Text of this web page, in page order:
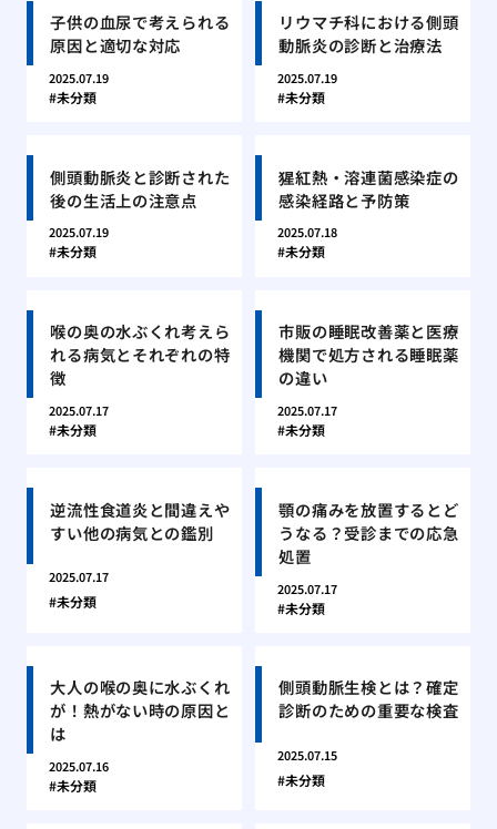
子供の血尿で考えられる
原因と適切な対応
2025.07.19
未分類
リウマチ科における側頭
動脈炎の診断と治療法
2025.07.19
未分類
側頭動脈炎と診断された
後の生活上の注意点
2025.07.19
未分類
猩紅熱・溶連菌感染症の
感染経路と予防策
2025.07.18
未分類
喉の奥の水ぶくれ考えら
れる病気とそれぞれの特
徴
2025.07.17
未分類
市販の睡眠改善薬と医療
機関で処方される睡眠薬
の違い
2025.07.17
未分類
逆流性食道炎と間違えや
すい他の病気との鑑別
2025.07.17
未分類
顎の痛みを放置するとど
うなる？受診までの応急
処置
2025.07.17
未分類
大人の喉の奥に水ぶくれ
が！熱がない時の原因と
は
2025.07.16
未分類
側頭動脈生検とは？確定
診断のための重要な検査
2025.07.15
未分類